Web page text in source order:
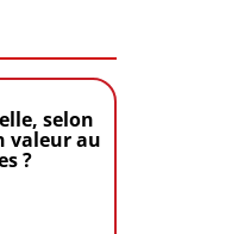
selon
valeur au
?